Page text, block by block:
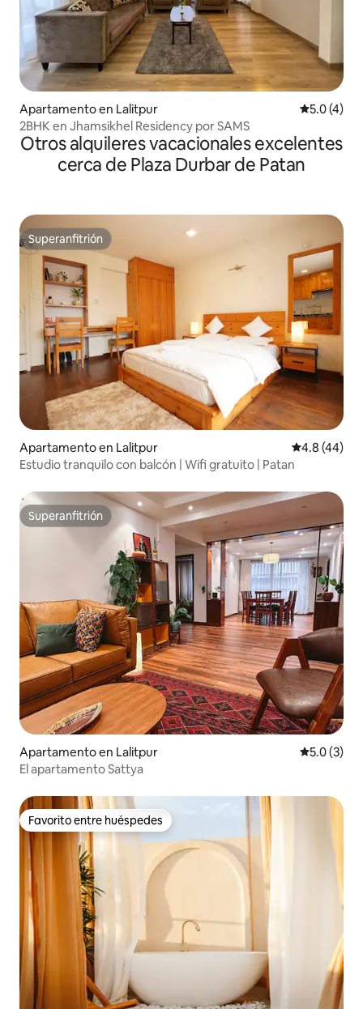
Apartamento en Lalitpur
5.0 (4)
2BHK en Jhamsikhel Residency por SAMS
Otros alquileres vacacionales excelentes
cerca de Plaza Durbar de Patan
Superanfitrión
Superanfitrión
Apartamento en Lalitpur Calificación
4.8 (44)
Estudio tranquilo con balcón | Wifi gratuito | Patan
Superanfitrión
Superanfitrión
Apartamento en Lalitpur
5.0 (3)
El apartamento Sattya
Favorito entre huéspedes
Favorito entre huéspedes